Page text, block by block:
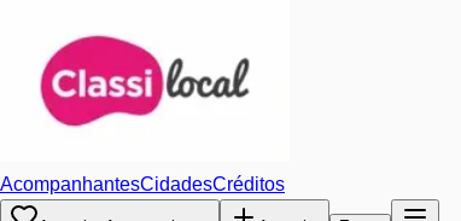
AcompanhantesCidadesCréditos